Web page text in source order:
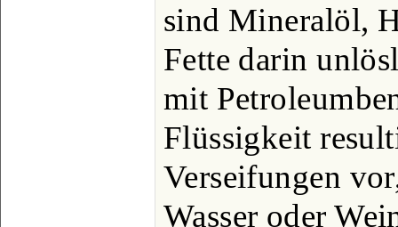
sind Mineralöl,
Fette darin
mit
Flüssigkeit
Verseifungen
Wasser oder